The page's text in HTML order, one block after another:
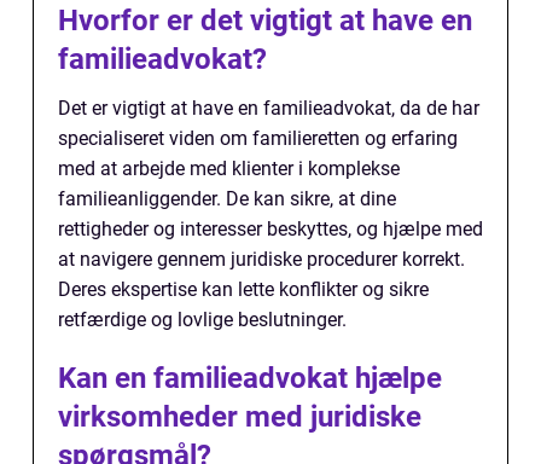
Hvorfor er det vigtigt at have en
familieadvokat?
Det er vigtigt at have en familieadvokat, da de har
specialiseret viden om familieretten og erfaring
med at arbejde med klienter i komplekse
familieanliggender. De kan sikre, at dine
rettigheder og interesser beskyttes, og hjælpe med
at navigere gennem juridiske procedurer korrekt.
Deres ekspertise kan lette konflikter og sikre
retfærdige og lovlige beslutninger.
Kan en familieadvokat hjælpe
virksomheder med juridiske
spørgsmål?